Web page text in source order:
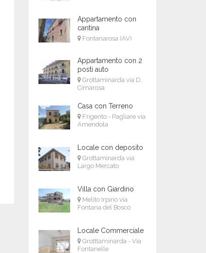
Appartamento con
cantina
Fontanarosa (AV)
Appartamento con 2
posti auto
Grottaminarda via D.
Cimarosa
Casa con Terreno
Frigento - Pagliare via
Amendola
Locale con deposito
Grottaminarda via
Largo Mercato
Villa con Giardino
Melito Irpino via
Fontana del Bosco
Locale Commerciale
Grotttaminarda - Via
Fontanelle